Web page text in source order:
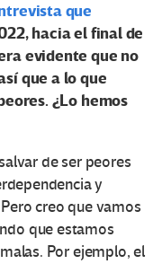
que
hacia el final de
evidente que no
que a lo que
¿Lo hemos
de ser peores
y
creo que vamos
que estamos
Por ejemplo, el